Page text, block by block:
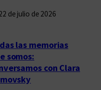
de julio de 2026
las memorias
somos:
con Clara